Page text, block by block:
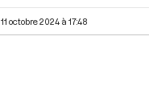
11 octobre 2024 à 17:48